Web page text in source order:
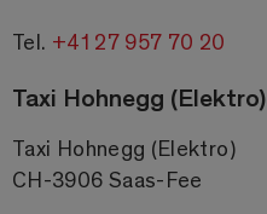
Tel. +41 27 957 70 20
Taxi Hohnegg (Elektro)
Taxi Hohnegg (Elektro)
CH-3906 Saas-Fee